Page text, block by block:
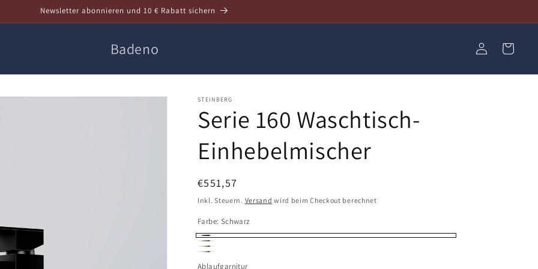
Newsletter abonnieren und 10 € Rabatt sichern
Badeno EinloggenWarenkorb
STEINBERG
Serie 160 Waschtisch-
Einhebelmischer
Normaler
Preis
€551,57
Inkl. Steuern. Versand wird beim Checkout berechnet
Farbe: Schwarz
Schwarz
Brushed
Nickel
Roségold
Ablaufgarnitur